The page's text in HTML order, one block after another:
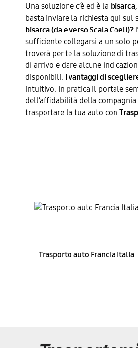
Una soluzione c’è ed è la bisarca
basta inviare la richiesta qui sul
bisarca (da e verso Scala Coeli)?
sufficiente collegarsi a un solo
troverà per te la soluzione di
di arrivo e dare alcune
disponibili.
I vantaggi di
intuitivo. In pratica il portale
dell’affidabilità della
trasportare la tua auto con
Trasporto auto Francia Italia